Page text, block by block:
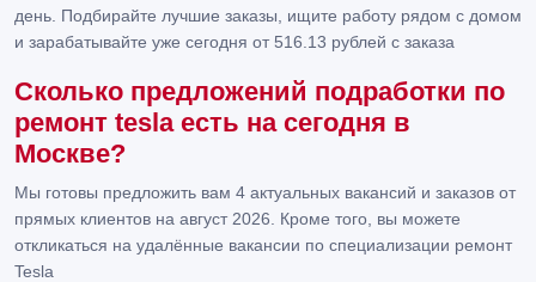
день. Подбирайте лучшие заказы, ищите работу рядом с домом
и зарабатывайте уже сегодня от 516.13 рублей с заказа
Сколько предложений подработки по
ремонт tesla есть на сегодня в
Москве?
Мы готовы предложить вам 4 актуальных вакансий и заказов от
прямых клиентов на август 2026. Кроме того, вы можете
откликаться на удалённые вакансии по специализации ремонт
Tesla